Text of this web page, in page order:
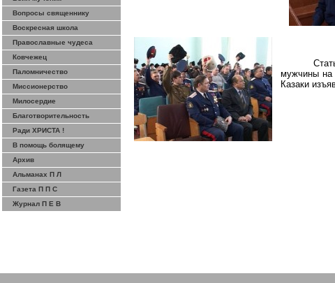
Вопросы священнику
Воскресная школа
Православные чудеса
Ковчежец
Паломничество
Миссионерство
Милосердие
Благотворительность
Ради ХРИСТА !
В помощь болящему
Архив
Альманах П Л
Газета П П С
Журнал П Е В
мужчины на
Казаки